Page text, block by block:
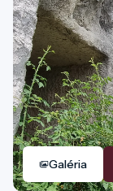
Galéria